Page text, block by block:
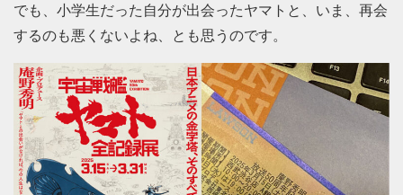
でも、小学生だった自分が出会ったヤマトと、いま、再会
するのも悪くないよね、とも思うのです。